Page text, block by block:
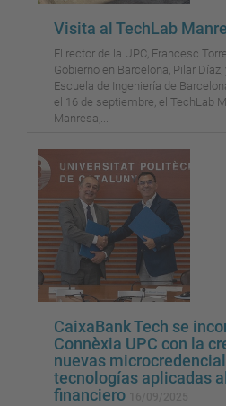
Visita al TechLab
El rector de la UPC, Francesc
Gobierno en Barcelona, ​​Pilar
Escuela de Ingeniería de
el 16 de septiembre, el TechLab
Manresa,...
CaixaBank Tech se
Connèxia UPC con la
nuevas
tecnologías aplicadas
financiero